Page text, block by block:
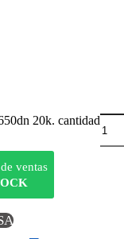
20k. cantidad
ventas